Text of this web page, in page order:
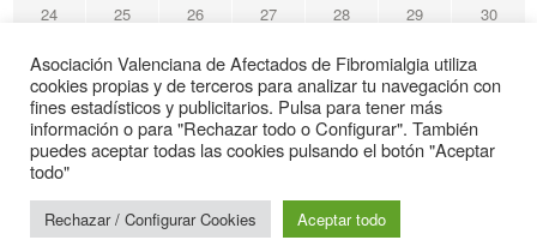
24
25 26 27 28 29
30
31
« May
Avafi Asociación Valenciana de Afectados de Fibromialgia
Web de interés sanitario
Asociación Valenciana de Afectados de Fibromialgia utiliza
cookies propias y de terceros para analizar tu navegación con
fines estadísticos y publicitarios. Pulsa para tener más
información o para "Rechazar todo o Configurar". También
puedes aceptar todas las cookies pulsando el botón "Aceptar
todo"
Rechazar / Configurar Cookies Aceptar todo